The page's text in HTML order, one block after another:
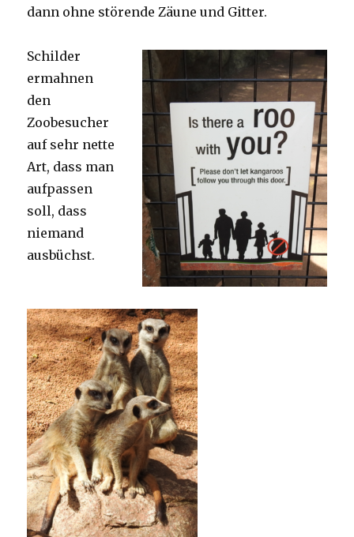
dann ohne störende Zäune und Gitter.
Schilder
ermahnen
den
Zoobesucher
auf sehr nette
Art, dass man
aufpassen
soll, dass
niemand
ausbüchst.